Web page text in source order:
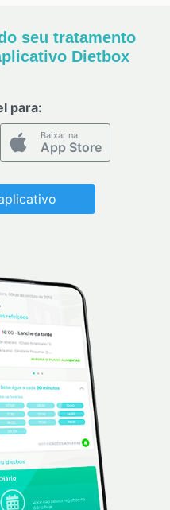
seu tratamento
Dietbox
para:
Baixar na
App Store